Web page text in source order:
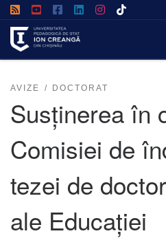
AVIZE DOCTORAT
Susținerea în
Comisiei de
tezei de
ale Educației